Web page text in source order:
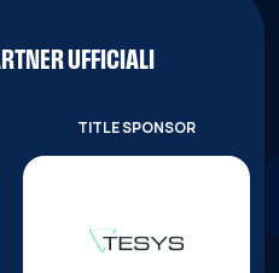
UFFICIALI
TITLE SPONSOR